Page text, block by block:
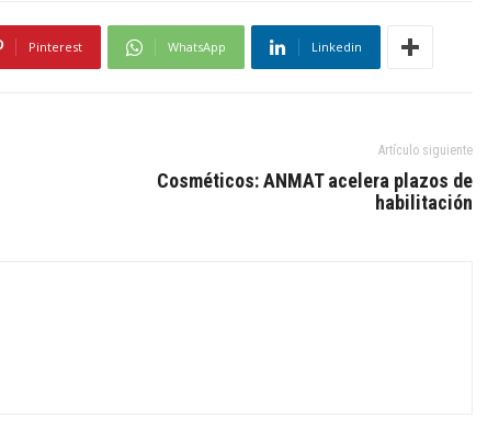
Pinterest WhatsApp Linkedin
Artículo siguiente
Cosméticos: ANMAT acelera plazos de
habilitación